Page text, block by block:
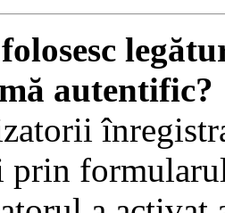
folosesc
autentific?